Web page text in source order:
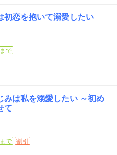
初恋を抱いて溺愛したい
で
みは私を溺愛したい ～初め
て
で 割引